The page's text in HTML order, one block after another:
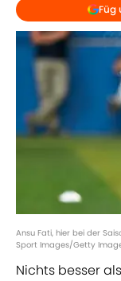
Füg
Ansu Fati, hier bei der
Sport Images/Getty
Nichts besser